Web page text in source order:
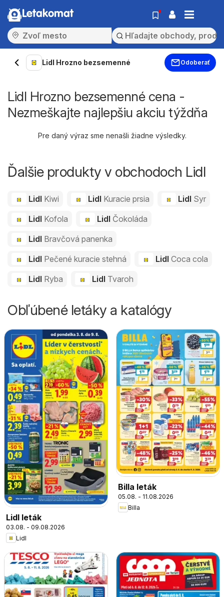
Letakomat
Lidl Hrozno bezsemenné Odoberať
Lidl Hrozno bezsemenné cena -
Nezmeškajte najlepšiu akciu týždňa
Pre daný výraz sme nenašli žiadne výsledky.
Ďalšie produkty v obchodoch Lidl
Lidl Kiwi Lidl Kuracie prsia Lidl Syr
Lidl Kofola Lidl Čokoláda
Lidl Bravčová panenka
Lidl Pečené kuracie stehná Lidl Coca cola
Lidl Ryba Lidl Tvaroh
Obľúbené letáky a katalógy
Lidl leták
03.08. - 09.08.2026
Lidl
Billa leták
05.08. - 11.08.2026
Billa